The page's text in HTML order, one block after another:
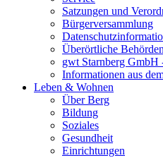
Satzungen und
Bürgerversammlung
Überörtliche Behörden
gwt Starnberg GmbH
Informationen aus
Leben & Wohnen
Über Berg
Bildung
Soziales
Gesundheit
Einrichtungen